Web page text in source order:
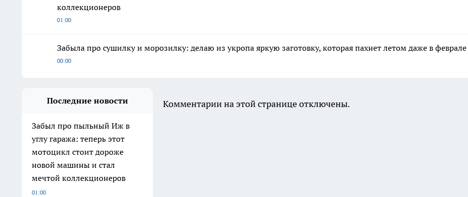
коллекционеров
01:00
Забыла про сушилку и морозилку: делаю из укропа яркую заготовку, которая пахнет летом даже в феврале
00:00
Последние новости
Забыл про пыльный Иж в
углу гаража: теперь этот
мотоцикл стоит дороже
новой машины и стал
мечтой коллекционеров
01:00
Комментарии на этой странице отключены.